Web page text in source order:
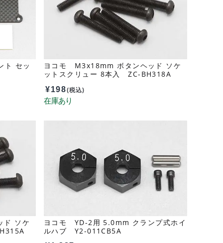
ト セッ
ヨコモ M3x18mm ボタンヘッド ソケ
ットスクリュー 8本入 ZC-BH318A
¥198(税込)
ソケ
ヨコモ YD-2用 5.0mm クランプ式ホイ
ルハブ Y2-011CB5A